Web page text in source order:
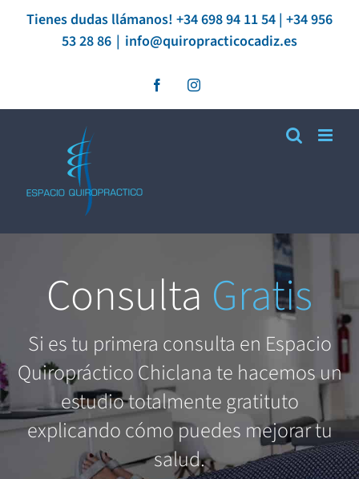
SaltarTienes dudas llámanos! +34 698 94 11 54 | +34 956
53 28 86 | info@quiropracticocadiz.es
FacebookInstagram
Consulta Gratis
Si es tu primera consulta en Espacio
Quiropráctico Chiclana te hacemos un
estudio totalmente gratituto
explicando cómo puedes mejorar tu
salud.